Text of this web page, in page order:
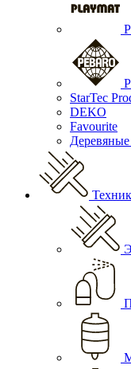
StarTec
DEKO
Favourite